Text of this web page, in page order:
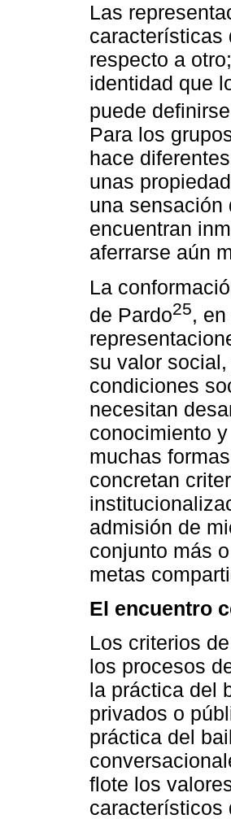
Las
características
respecto a
identidad que
puede
Para los
hace
unas
una sensación
encuentran
aferrarse aún
La
de Pardo25,
su valor
condiciones
necesitan
conocimiento
muchas
concretan
admisión de
conjunto más
metas
El encuentro
Los criterios
los procesos
la práctica del
privados o
práctica del
flote los
característicos